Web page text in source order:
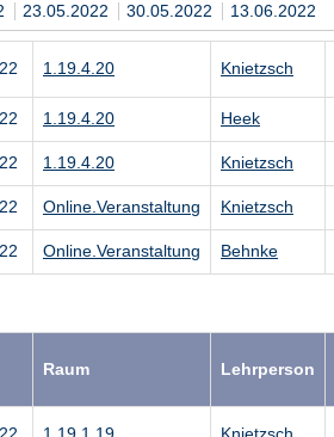
23.05.2022 30.05.2022 13.06.2022
1.19.4.20 Knietzsch
1.19.4.20 Heek
1.19.4.20 Knietzsch
Online.Veranstaltung Knietzsch
Online.Veranstaltung Behnke
Raum Lehrperson